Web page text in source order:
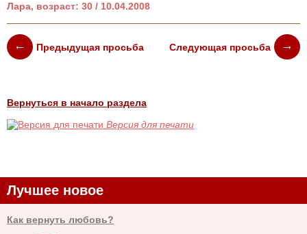
Лара, возраст: 30 / 10.04.2008
Предыдущая просьба Следующая просьба
Вернуться в начало раздела
Версия для печати
Лучшее новое
Как вернуть любовь?